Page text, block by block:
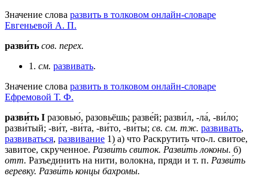
Значение слова развить в толковом онлайн-словаре
Евгеньевой А. П.
разви́ть сов. перех.
1. см. развивать.
Значение слова развить в толковом онлайн-словаре
Ефремовой Т. Ф.
разви́ть I разовью́, разовьёшь; разве́й; разви́л, -ла́, -ви́ло;
разви́тый; -ви́т, -ви́та, -ви́то, -ви́ты; св. см. тж. развивать,
развиваться, развивание 1) а) что Раскрутить что-л. свитое,
завитое, скрученное. Разви́ть свиток. Разви́ть локоны. б)
отт. Разъединить на нити, волокна, пряди и т. п. Разви́ть
веревку. Разви́ть концы бахромы.